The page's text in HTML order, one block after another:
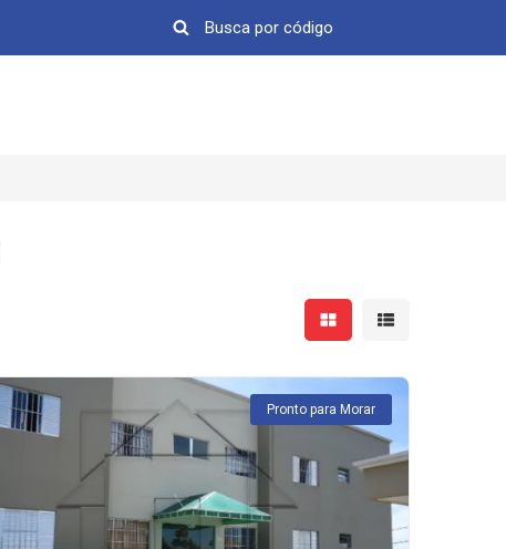
Mostrar resultados em
Mostrar
Pronto para Morar